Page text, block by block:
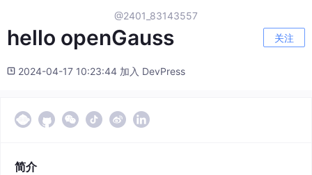
@2401_83143557
hello openGauss 关注
2024-04-17 10:23:44 加入 DevPress
简介